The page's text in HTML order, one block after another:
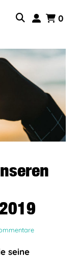
0
seine